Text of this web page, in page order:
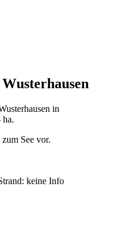
in
ha.
See vor.
keine Info